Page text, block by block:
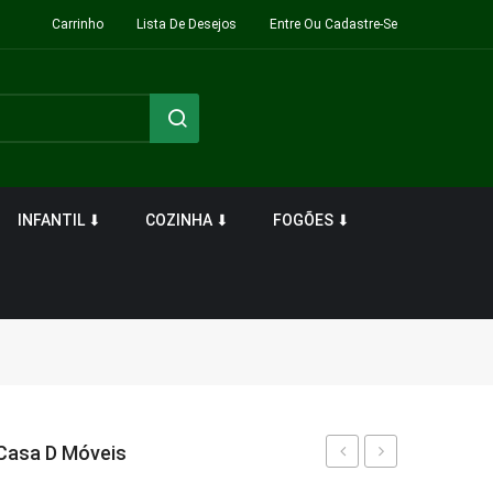
Carrinho Lista De Desejos Entre Ou Cadastre-Se
INFANTIL ⬇ COZINHA ⬇ FOGÕES ⬇
D Móveis